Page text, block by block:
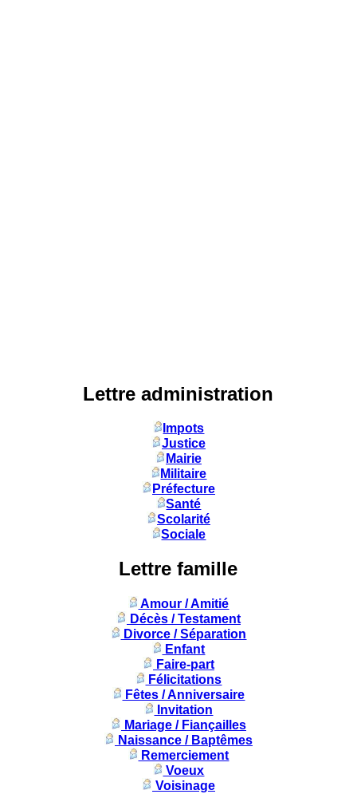
Lettre administration
Impots
Justice
Mairie
Militaire
Préfecture
Santé
Scolarité
Sociale
Lettre famille
Amour / Amitié
Décès / Testament
Divorce / Séparation
Enfant
Faire-part
Félicitations
Fêtes / Anniversaire
Invitation
Mariage / Fiançailles
Naissance / Baptêmes
Remerciement
Voeux
Voisinage